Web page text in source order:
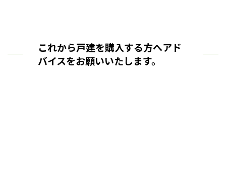
これから戸建を購入する方へアド
バイスをお願いいたします。